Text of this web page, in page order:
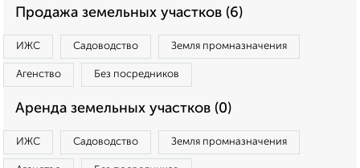
Продажа земельных участков (6)
ИЖС Садоводство Земля промназначения
Агенство Без посредников
Аренда земельных участков (0)
ИЖС Садоводство Земля промназначения